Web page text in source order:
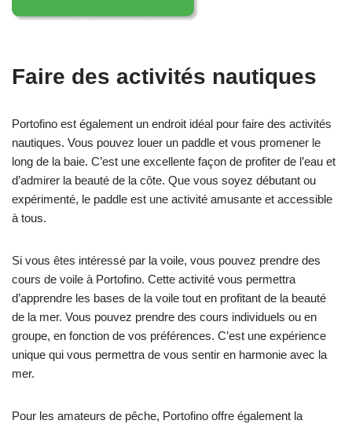
Faire des activités nautiques
Portofino est également un endroit idéal pour faire des activités
nautiques. Vous pouvez louer un paddle et vous promener le
long de la baie. C’est une excellente façon de profiter de l’eau et
d’admirer la beauté de la côte. Que vous soyez débutant ou
expérimenté, le paddle est une activité amusante et accessible
à tous.
Si vous êtes intéressé par la voile, vous pouvez prendre des
cours de voile à Portofino. Cette activité vous permettra
d’apprendre les bases de la voile tout en profitant de la beauté
de la mer. Vous pouvez prendre des cours individuels ou en
groupe, en fonction de vos préférences. C’est une expérience
unique qui vous permettra de vous sentir en harmonie avec la
mer.
Pour les amateurs de pêche, Portofino offre également la